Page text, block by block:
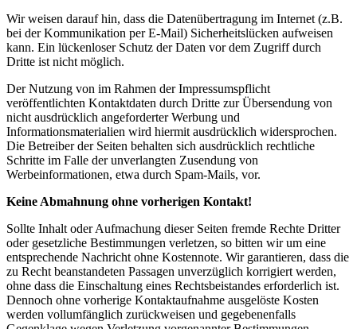
Wir weisen darauf hin, dass die Datenübertragung im Internet (z.B.
bei der Kommunikation per E-Mail) Sicherheitslücken aufweisen
kann. Ein lückenloser Schutz der Daten vor dem Zugriff durch
Dritte ist nicht möglich.
Der Nutzung von im Rahmen der Impressumspflicht
veröffentlichten Kontaktdaten durch Dritte zur Übersendung von
nicht ausdrücklich angeforderter Werbung und
Informationsmaterialien wird hiermit ausdrücklich widersprochen.
Die Betreiber der Seiten behalten sich ausdrücklich rechtliche
Schritte im Falle der unverlangten Zusendung von
Werbeinformationen, etwa durch Spam-Mails, vor.
Keine Abmahnung ohne vorherigen Kontakt!
Sollte Inhalt oder Aufmachung dieser Seiten fremde Rechte Dritter
oder gesetzliche Bestimmungen verletzen, so bitten wir um eine
entsprechende Nachricht ohne Kostennote. Wir garantieren, dass die
zu Recht beanstandeten Passagen unverzüglich korrigiert werden,
ohne dass die Einschaltung eines Rechtsbeistandes erforderlich ist.
Dennoch ohne vorherige Kontaktaufnahme ausgelöste Kosten
werden vollumfänglich zurückweisen und gegebenenfalls